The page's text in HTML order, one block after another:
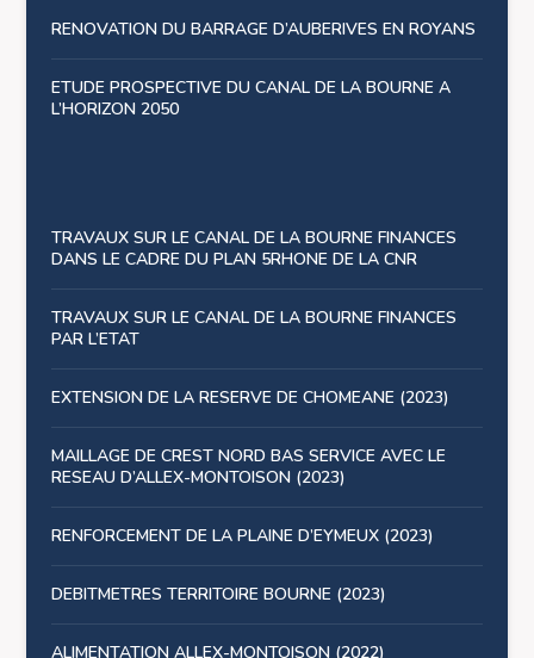
RENOVATION DU BARRAGE D’AUBERIVES EN ROYANS
ETUDE PROSPECTIVE DU CANAL DE LA BOURNE A
L’HORIZON 2050
TRAVAUX SUR LE CANAL DE LA BOURNE FINANCES
DANS LE CADRE DU PLAN 5RHONE DE LA CNR
TRAVAUX SUR LE CANAL DE LA BOURNE FINANCES
PAR L’ETAT
EXTENSION DE LA RESERVE DE CHOMEANE (2023)
MAILLAGE DE CREST NORD BAS SERVICE AVEC LE
RESEAU D’ALLEX-MONTOISON (2023)
RENFORCEMENT DE LA PLAINE D’EYMEUX (2023)
DEBITMETRES TERRITOIRE BOURNE (2023)
ALIMENTATION ALLEX-MONTOISON (2022)